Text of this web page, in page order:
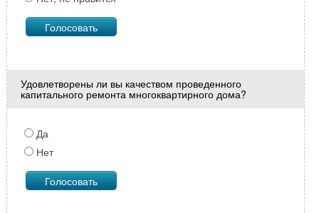
Удовлетворены ли вы качеством проведенного
капитального ремонта многоквартирного дома?
Да
Нет